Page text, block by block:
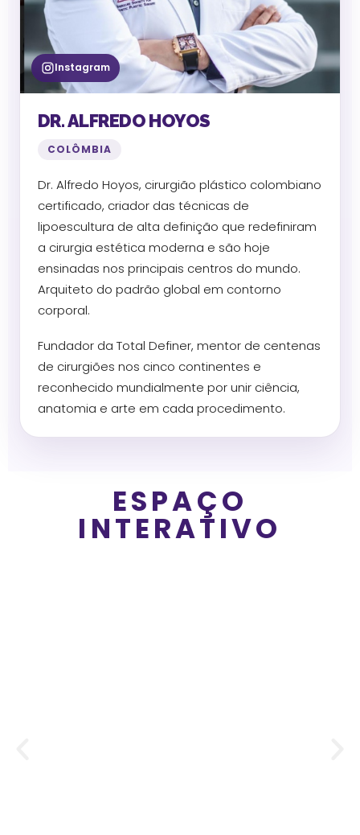
Instagram
DR. ALFREDO HOYOS
COLÔMBIA
Dr. Alfredo Hoyos, cirurgião plástico colombiano
certificado, criador das técnicas de
lipoescultura de alta definição que redefiniram
a cirurgia estética moderna e são hoje
ensinadas nos principais centros do mundo.
Arquiteto do padrão global em contorno
corporal.
Fundador da Total Definer, mentor de centenas
de cirurgiões nos cinco continentes e
reconhecido mundialmente por unir ciência,
anatomia e arte em cada procedimento.
ESPAÇO
INTERATIVO